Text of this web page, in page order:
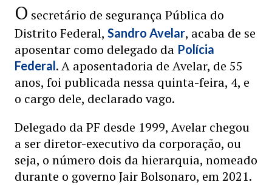
O secretário de segurança Pública do
Distrito Federal, Sandro Avelar, acaba de se
aposentar como delegado da Polícia
Federal. A aposentadoria de Avelar, de 55
anos, foi publicada nessa quinta-feira, 4, e
o cargo dele, declarado vago.
Delegado da PF desde 1999, Avelar chegou
a ser diretor-executivo da corporação, ou
seja, o número dois da hierarquia, nomeado
durante o governo Jair Bolsonaro, em 2021.